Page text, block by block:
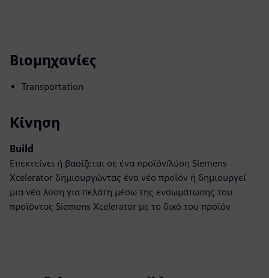
Βιομηχανίες
Transportation
Κίνηση
Build
Επεκτείνει ή βασίζεται σε ένα προϊόν/λύση Siemens
Xcelerator δημιουργώντας ένα νέο προϊόν ή δημιουργεί
μια νέα λύση για πελάτη μέσω της ενσωμάτωσης του
προϊόντος Siemens Xcelerator με το δικό του προϊόν